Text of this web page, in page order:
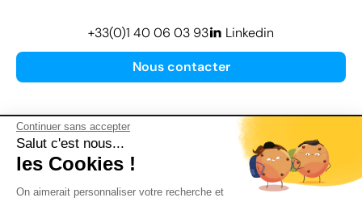
Continuer sans accepter
Salut c'est nous...
les Cookies !
On aimerait personnaliser votre recherche et
Nous contacter
+33(0)1 40 06 03 93 Linkedin
Plan de site